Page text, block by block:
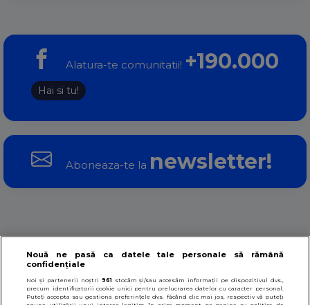
Alatura-te comunitatii! +190.000
Hai si tu!
Aboneaza-te la newsletter!
Despre noi Contact Termeni si conditii
Politica datelor personale Politica cookies
Nouă ne pasă ca datele tale personale să rămână
confidențiale
Noi și partenerii noștri 961 stocăm și/sau accesăm informații pe dispozitivul dvs.,
precum identificatorii cookie unici pentru prelucrarea datelor cu caracter personal.
Puteți accepta sau gestiona preferințele dvs. făcând clic mai jos, respectiv vă puteți